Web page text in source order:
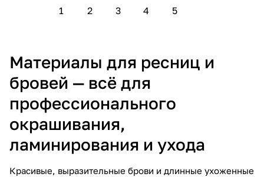
1 2 3 4 5
Материалы для ресниц и
бровей — всё для
профессионального
окрашивания,
ламинирования и ухода
Красивые, выразительные брови и длинные ухоженные